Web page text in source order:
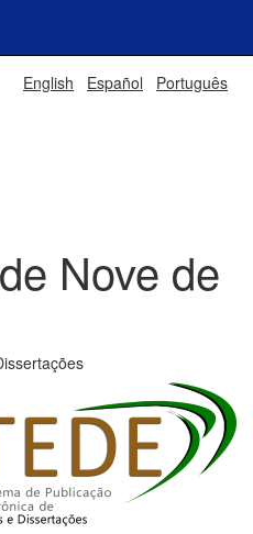
English Español Português
Nove de